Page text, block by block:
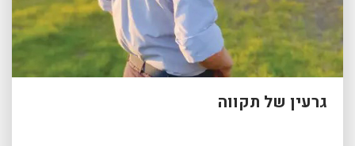
גרעין של תקווה